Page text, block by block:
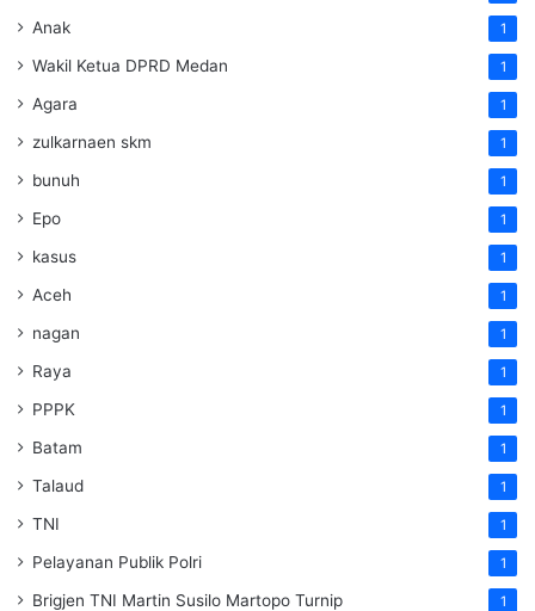
Anak 1
Wakil Ketua DPRD Medan 1
Agara 1
zulkarnaen skm 1
bunuh 1
Epo 1
kasus 1
Aceh 1
nagan 1
Raya 1
PPPK 1
Batam 1
Talaud 1
TNI 1
Pelayanan Publik Polri 1
Brigjen TNI Martin Susilo Martopo Turnip 1